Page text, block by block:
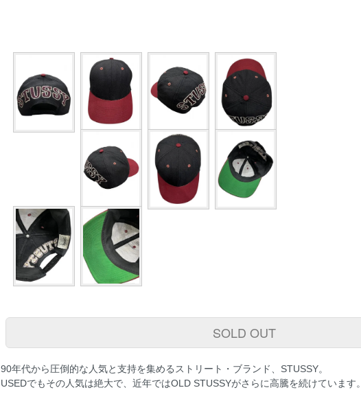
SOLD OUT
90年代から圧倒的な人気と支持を集めるストリート・ブランド、STUSSY。
USEDでもその人気は絶大で、近年ではOLD STUSSYがさらに高騰を続けています。